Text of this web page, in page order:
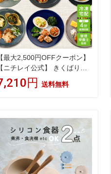
【最大2,500円OFFクーポン】
【ニチレイ公式】 きくばりご
ん 和食 8食セット 冷凍弁当
かず セット 冷凍 お弁当 冷
ニチレイフーズ 自宅療養 お
いしい 美味しい リモートワー
在宅勤務 ご飯 介護食
円 送料無料